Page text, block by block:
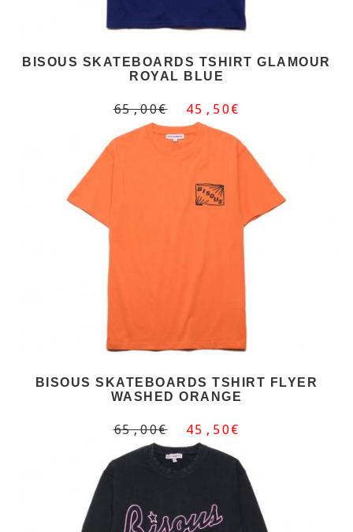
BISOUS SKATEBOARDS TSHIRT GLAMOUR
ROYAL BLUE
65,00€ 45,50€
BISOUS SKATEBOARDS TSHIRT FLYER
WASHED ORANGE
65,00€ 45,50€